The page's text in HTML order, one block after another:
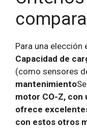
Para una
Capacidad de
(como sensores
mantenimiento
motor CO-Z, con
ofrece
con estos otros